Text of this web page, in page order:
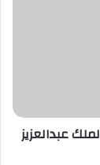
عبدالعزيز